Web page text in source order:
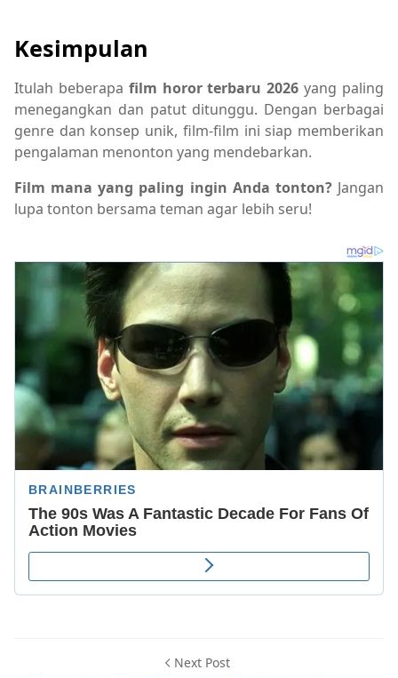
Kesimpulan
Itulah beberapa film horor terbaru 2026 yang paling
menegangkan dan patut ditunggu. Dengan berbagai
genre dan konsep unik, film-film ini siap memberikan
pengalaman menonton yang mendebarkan.
Film mana yang paling ingin Anda tonton?Jangan
lupa tonton bersama teman agar lebih seru!
Next Post